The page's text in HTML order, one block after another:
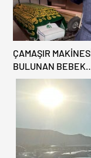
ÇAMAŞIR
BULUNAN BEBEK
CENAZESİ ŞOK